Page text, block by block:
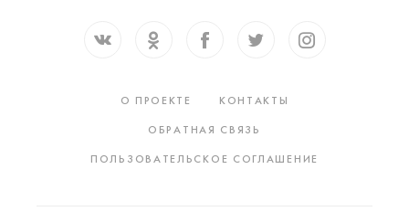
О ПРОЕКТЕ
КОНТАКТЫ
ОБРАТНАЯ СВЯЗЬ
ПОЛЬЗОВАТЕЛЬСКОЕ СОГЛАШЕНИЕ